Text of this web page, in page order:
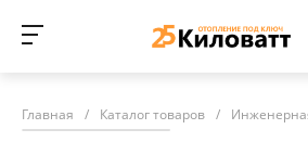
Главная / Каталог товаров /